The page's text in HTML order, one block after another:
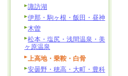
諏訪湖
伊那・駒ヶ根・飯田・昼神
木曽
松本・塩尻・浅間温泉・美
ヶ原温泉
上高地・乗鞍・白骨
安曇野・穂高・大町・豊科